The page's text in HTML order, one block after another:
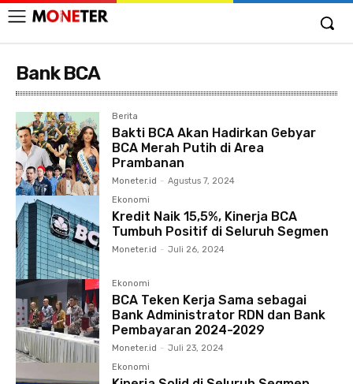
Bank BCA
Berita
Bakti BCA Akan Hadirkan Gebyar
BCA Merah Putih di Area
Prambanan
Moneter.id - Agustus 7, 2024
Ekonomi
Kredit Naik 15,5%, Kinerja BCA
Tumbuh Positif di Seluruh Segmen
Moneter.id - Juli 26, 2024
Ekonomi
BCA Teken Kerja Sama sebagai
Bank Administrator RDN dan Bank
Pembayaran 2024-2029
Moneter.id - Juli 23, 2024
Ekonomi